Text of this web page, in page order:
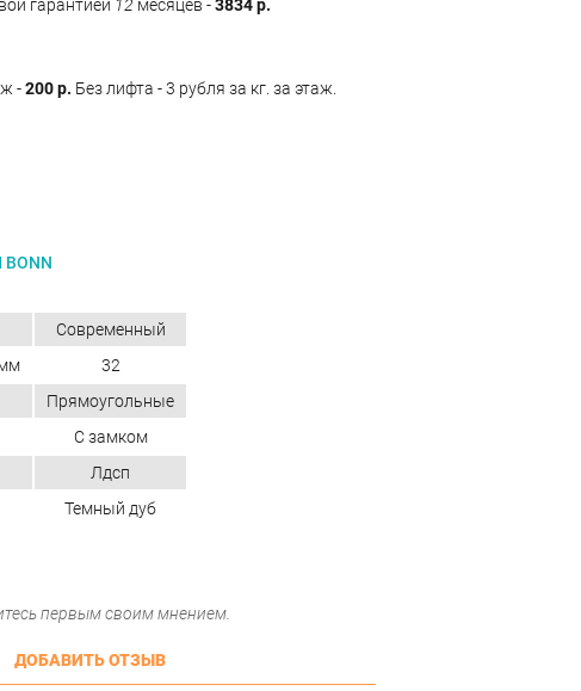
гарантией 12 месяцев -3834 р.
-200 р. Без лифта - 3 рубля за кг. за этаж.
Современный
32
Прямоугольные
С замком
Лдсп
Темный дуб
первым своим мнением.
ДОБАВИТЬ ОТЗЫВ